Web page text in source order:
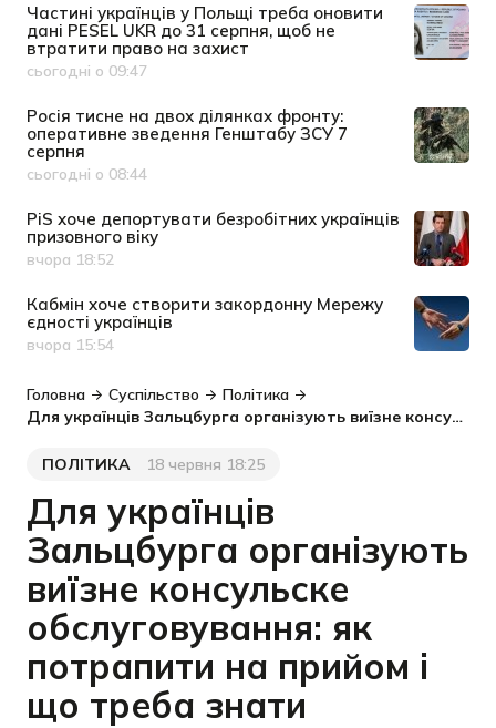
Частині українців у Польщі треба оновити
дані PESEL UKR до 31 серпня, щоб не
втратити право на захист
Дата публікації
сьогодні о 09:47
Росія тисне на двох ділянках фронту:
оперативне зведення Генштабу ЗСУ 7
серпня
Дата публікації
сьогодні о 08:44
PiS хоче депортувати безробітних українців
призовного віку
Дата публікації
вчора 18:52
Кабмін хоче створити закордонну Мережу
єдності українців
Дата публікації
вчора 15:54
Головна Суспільство
Політика
Для українців Зальцбурга організують виїзне консульске обслуговування: як потрапити на прийом і що треба знати
Категорія
ПОЛІТИКА
Дата публікації18 червня 18:25
Для українців
Зальцбурга організують
виїзне консульске
обслуговування: як
потрапити на прийом і
що треба знати